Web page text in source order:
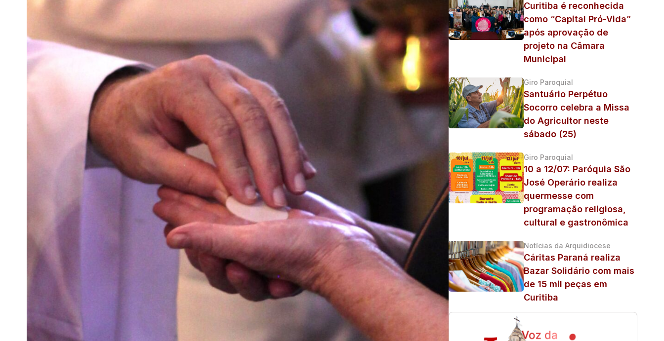
Curitiba é reconhecida
como “Capital Pró-Vida”
após aprovação de
projeto na Câmara
Municipal
Giro Paroquial
Santuário Perpétuo
Socorro celebra a Missa
do Agricultor neste
sábado (25)
Giro Paroquial
10 a 12/07: Paróquia São
José Operário realiza
quermesse com
programação religiosa,
cultural e gastronômica
Notícias da Arquidiocese
Cáritas Paraná realiza
Bazar Solidário com mais
de 15 mil peças em
Curitiba